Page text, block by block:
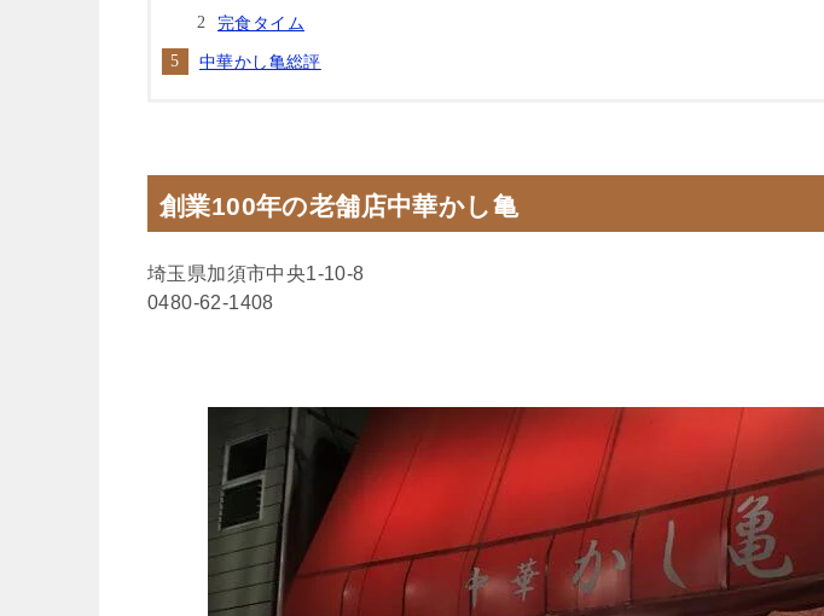
完食タイム
中華かし亀総評
創業100年の老舗店中華かし亀
埼玉県加須市中央1-10-8
0480-62-1408